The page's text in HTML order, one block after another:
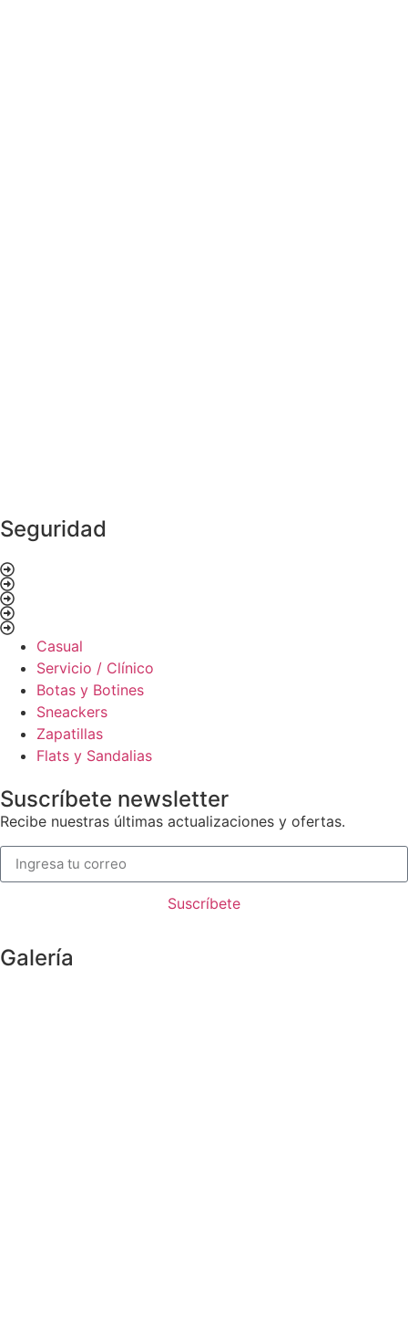
Seguridad
Casual
Servicio / Clínico
Botas y Botines
Sneackers
Zapatillas
Flats y Sandalias
Suscríbete newsletter
Recibe nuestras últimas actualizaciones y ofertas.
Suscríbete
Galería